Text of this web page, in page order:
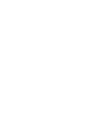
pecore non coibis
non succumbet
in omnibus his,
sunt universae
conspectum
polluta est terra,
evomuit habitatores
custodite legitima